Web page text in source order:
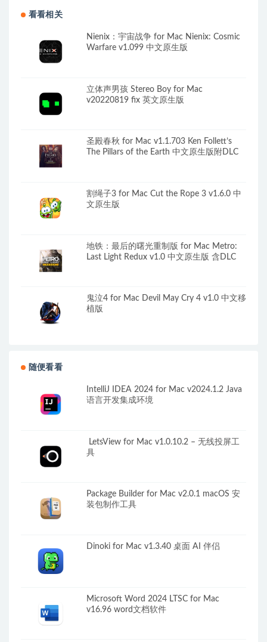
看看相关
Nienix：宇宙战争 for Mac Nienix: Cosmic
Warfare v1.099 中文原生版
立体声男孩 Stereo Boy for Mac
v20220819 fix 英文原生版
圣殿春秋 for Mac v1.1.703 Ken Follett’s
The Pillars of the Earth 中文原生版附DLC
割绳子3 for Mac Cut the Rope 3 v1.6.0 中
文原生版
地铁：最后的曙光重制版 for Mac Metro:
Last Light Redux v1.0 中文原生版 含DLC
鬼泣4 for Mac Devil May Cry 4 v1.0 中文移
植版
随便看看
IntelliJ IDEA 2024 for Mac v2024.1.2 Java
语言开发集成环境
LetsView for Mac v1.0.10.2 – 无线投屏工
具
Package Builder for Mac v2.0.1 macOS 安
装包制作工具
Dinoki for Mac v1.3.40 桌面 AI 伴侣
Microsoft Word 2024 LTSC for Mac
v16.96 word文档软件